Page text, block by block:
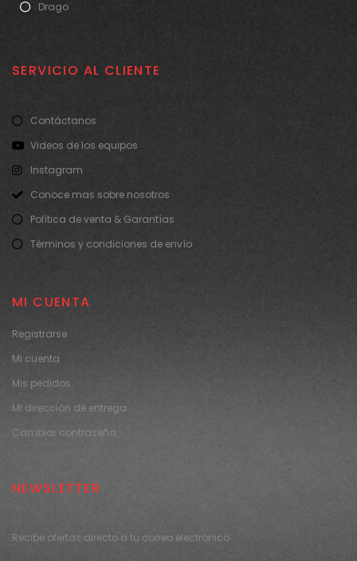
Drago
SERVICIO AL CLIENTE
Contáctanos
Videos de los equipos
Instagram
Conoce mas sobre nosotros
Política de venta & Garantías
Términos y condiciones de envío
MI CUENTA
Registrarse
Mi cuenta
Mis pedidos
Mi dirección de entrega
Cambiar contraseña
NEWSLETTER
Recibe ofertas directo a tu correo electrónico